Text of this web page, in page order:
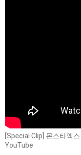
[Special Clip] 몬스타엑
YouTube